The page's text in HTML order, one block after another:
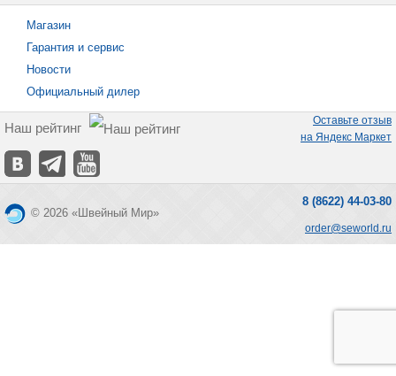
Магазин
Гарантия и сервис
Новости
Официальный дилер
Наш рейтинг
Оставьте отзыв
на Яндекс Маркет
© 2026 «Швейный Мир»
8 (8622) 44-03-80
order@seworld.ru